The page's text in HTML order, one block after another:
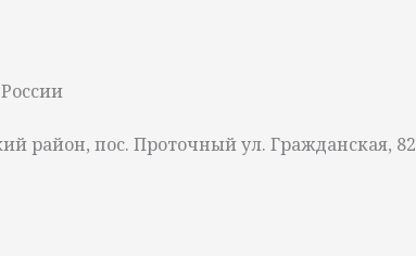
район, пос. Проточный ул. Гражданская, 82